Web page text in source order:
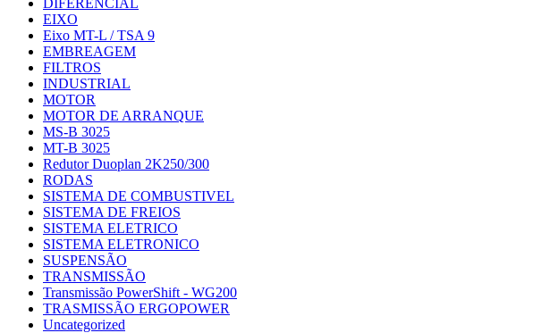
EIXO
Eixo MT-L / TSA 9
EMBREAGEM
FILTROS
INDUSTRIAL
MOTOR
MOTOR DE ARRANQUE
MS-B 3025
MT-B 3025
Redutor Duoplan 2K250/300
RODAS
SISTEMA DE COMBUSTIVEL
SISTEMA DE FREIOS
SISTEMA ELETRICO
SISTEMA ELETRONICO
SUSPENSÃO
TRANSMISSÃO
Transmissão PowerShift - WG200
TRASMISSÃO ERGOPOWER
Uncategorized